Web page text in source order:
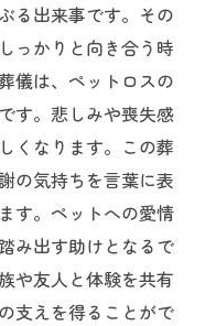
る出来事です。その
っかりと向き合う時
儀は、ペットロスの
す。悲しみや喪失感
くなります。この葬
の気持ちを言葉に表
す。ペットへの愛情
み出す助けとなるで
や友人と体験を共有
支えを得ることがで